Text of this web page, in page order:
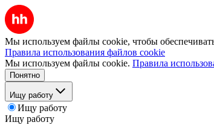
Мы используем файлы cookie, чтобы
Правила использования файлов cookie
Мы используем файлы cookie. Правила
Понятно
Ищу работу
Ищу работу
Ищу работу